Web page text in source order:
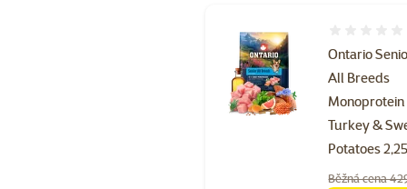
Ontario
All Breeds
Monoprotein
Turkey &
Potatoes
Běžná cena